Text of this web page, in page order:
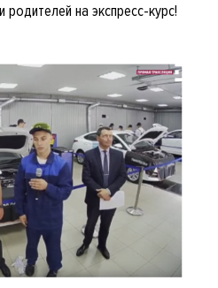
на экспресс-курс!